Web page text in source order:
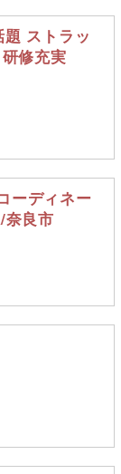
ストラッ
修充実
ーディネー
奈良市